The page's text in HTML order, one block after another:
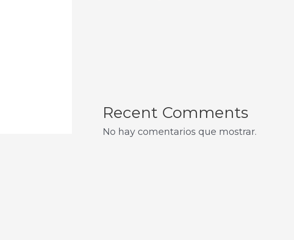
Recent Comments
No hay comentarios que mostrar.